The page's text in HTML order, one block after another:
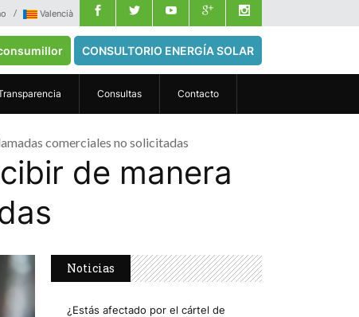
Valencià
CONSULTORIO ENERGÍA SOLAR
Consultas Contacto
comerciales no solicitadas
de manera
Noticias
¿Estás afectado por el cártel de